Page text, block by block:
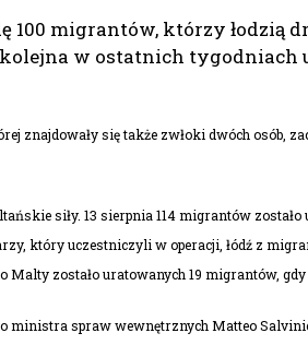
100 migrantów, którzy łodzią
w ostatnich tygodniach
znajdowały się także zwłoki dwóch osób,
siły. 13 sierpnia 114 migrantów zostało
który uczestniczyli w operacji, łódź z
zostało uratowanych 19 migrantów, gdy
ministra spraw wewnętrznych Matteo